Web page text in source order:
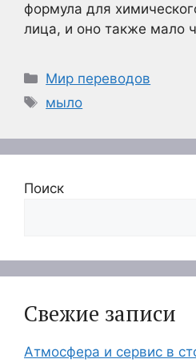
формула для
лица, и оно также мало
Рубрики
Мир переводов
Метки
мыло
Поиск
Свежие записи
Атмосфера и сервис в